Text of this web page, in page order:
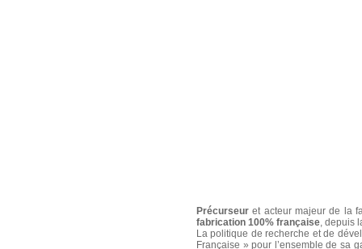
Précurseur et acteur majeur de la
fabrication 100% française , depuis
La politique de recherche et de
Française » pour l’ensemble de sa